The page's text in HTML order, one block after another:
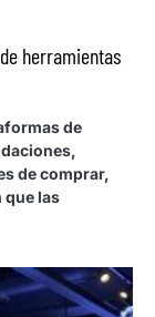
herramientas
de
de comprar,
que las